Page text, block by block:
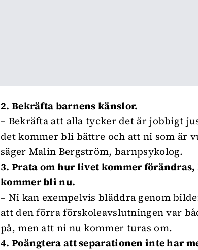
2. Bekräfta barnens känslor.
– Bekräfta att alla tycker det är jobbigt
det kommer bli bättre och att ni som är
säger Malin Bergström, barnpsykolog.
3. Prata om hur livet kommer
kommer bli nu.
– Ni kan exempelvis bläddra genom
att den förra förskoleavslutningen var
på, men att ni nu kommer turas om.
4. Poängtera att separationen inte har